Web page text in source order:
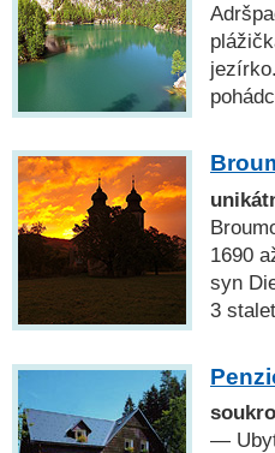
1690
syn
3
—